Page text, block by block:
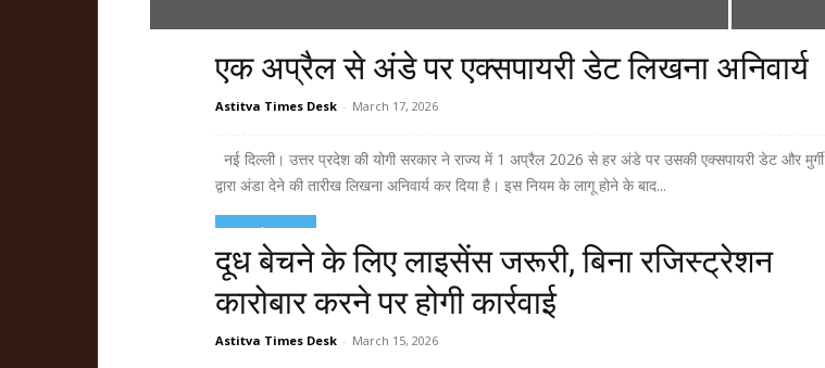
एक अप्रैल से अंडे पर एक्सपायरी डेट लिखना अनिवार्य
Astitva Times Desk - March 17, 2026
नई दिल्ली। उत्तर प्रदेश की योगी सरकार ने राज्य में 1 अप्रैल 2026 से हर अंडे पर उसकी एक्सपायरी डेट और मुर्गी
द्वारा अंडा देने की तारीख लिखना अनिवार्य कर दिया है। इस नियम के लागू होने के बाद...
Read more
दूध बेचने के लिए लाइसेंस जरूरी, बिना रजिस्ट्रेशन
कारोबार करने पर होगी कार्रवाई
Astitva Times Desk - March 15, 2026